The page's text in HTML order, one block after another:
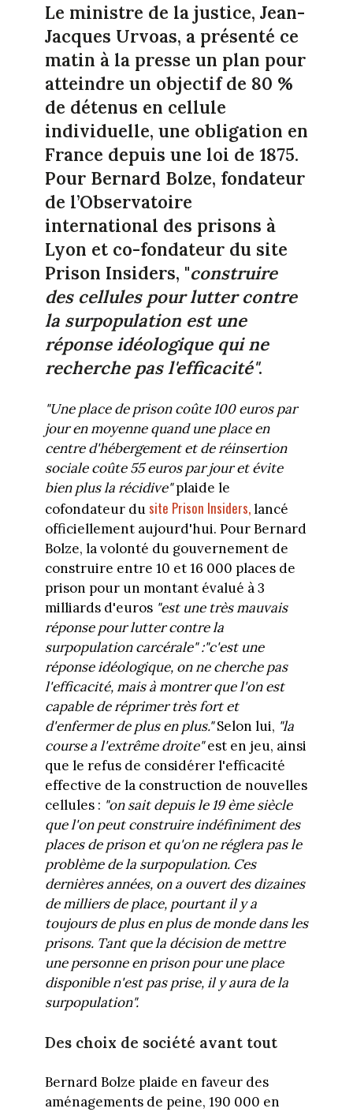
Le ministre de la justice, Jean-
Jacques Urvoas, a présenté ce
matin à la presse un plan pour
atteindre un objectif de 80 %
de détenus en cellule
individuelle, une obligation en
France depuis une loi de 1875.
Pour Bernard Bolze, fondateur
de l’Observatoire
international des prisons à
Lyon et co-fondateur du site
Prison Insiders, "construire
des cellules pour lutter contre
la surpopulation est une
réponse idéologique qui ne
recherche pas l'efficacité".
"Une place de prison coûte 100 euros par
jour en moyenne quand une place en
centre d'hébergement et de réinsertion
sociale coûte 55 euros par jour et évite
bien plus la récidive"plaide le
cofondateur dusite Prison Insiders,lancé
officiellement aujourd'hui. Pour Bernard
Bolze, la volonté du gouvernement de
construire entre 10 et 16 000 places de
prison pour un montant évalué à 3
milliards d'euros "est une très mauvais
réponse pour lutter contre la
surpopulation carcérale" :"c'est une
réponse idéologique, on ne cherche pas
l'efficacité, mais à montrer que l'on est
capable de réprimer très fort et
d'enfermer de plus en plus."Selon lui, "la
course a l'extrême droite"est en jeu, ainsi
que le refus de considérer l'efficacité
effective de la construction de nouvelles
cellules : "on sait depuis le 19 ème siècle
que l'on peut construire indéfiniment des
places de prison et qu'on ne réglera pas le
problème de la surpopulation. Ces
dernières années, on a ouvert des dizaines
de milliers de place, pourtant il y a
toujours de plus en plus de monde dans les
prisons. Tant que la décision de mettre
une personne en prison pour une place
disponible n'est pas prise, il y aura de la
surpopulation".
Des choix de société avant tout
Bernard Bolze plaide en faveur des
aménagements de peine, 190 000 en